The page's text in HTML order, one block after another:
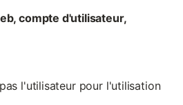
compte d'utilisateur,
l'utilisateur pour l'utilisation